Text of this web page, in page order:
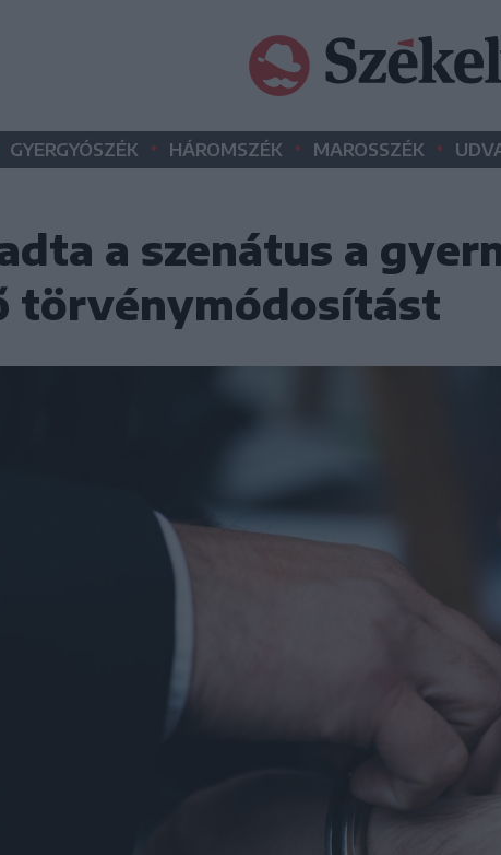
GYERGYÓSZÉK • HÁROMSZÉK • MAROSSZÉK •
a szenátus a
törvénymódosítást